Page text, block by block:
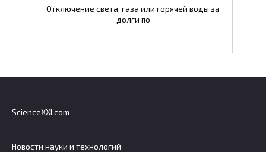
Отключение света, газа или горячей воды за
долги по
ScienceXXI.com
Новости науки и технологий